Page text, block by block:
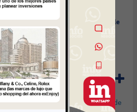
Lun
Colonia Express se muda de
terminal en Buenos Aires.